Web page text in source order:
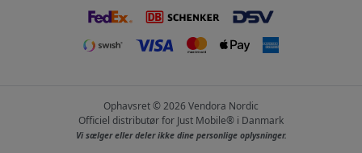
Ophavsret © 2026 Vendora Nordic
Officiel distributør for Just Mobile® i Danmark
Vi sælger eller deler ikke dine personlige oplysninger.